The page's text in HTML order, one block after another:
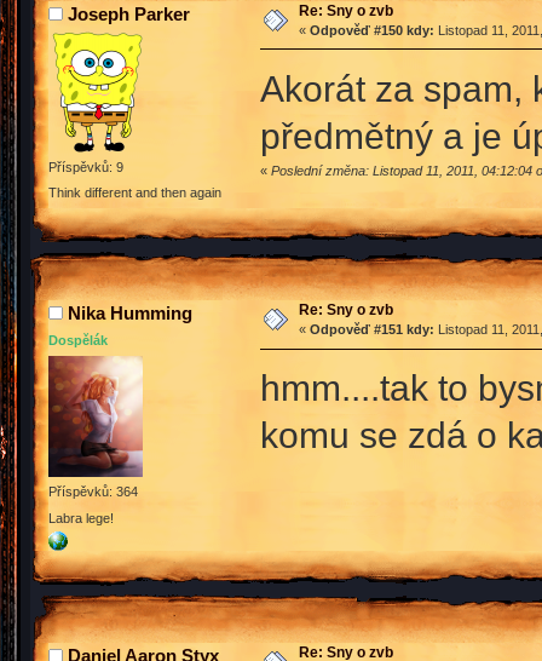
Joseph Parker
Příspěvků: 9
Think different and then again
Re: Sny o zvb
« Odpověď #150 kdy: Listopad 11,
Akorát za spam,
předmětný a je
« Poslední změna: Listopad 11, 2011, 04:12:04
Nika Humming
Dospělák
Příspěvků: 364
Labra lege!
Re: Sny o zvb
« Odpověď #151 kdy: Listopad 11,
hmm....tak to
komu se zdá o
Daniel Aaron Styx Re: Sny o zvb